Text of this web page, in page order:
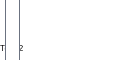
Тест 2